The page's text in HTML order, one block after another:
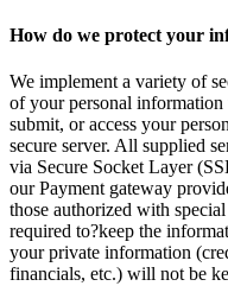
How do we protect your
We implement a variety of
of your personal information
submit, or access your
secure server. All supplied
via Secure Socket Layer
our Payment gateway
those authorized with
required to?keep the
your private information
financials, etc.) will not be